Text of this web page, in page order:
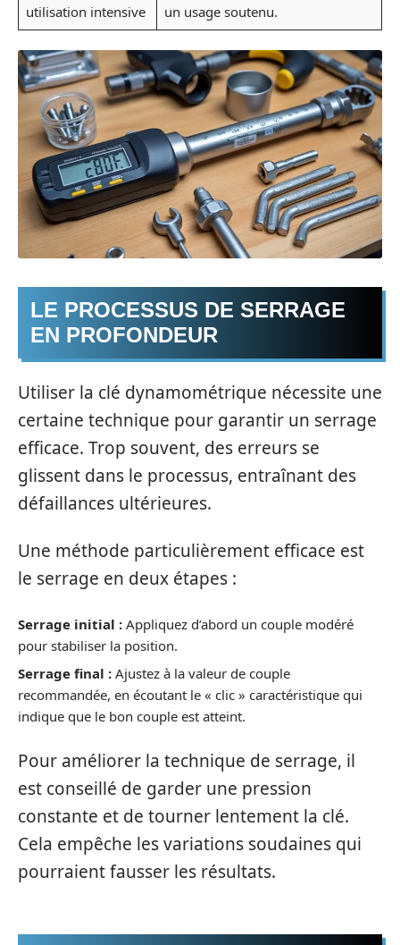
utilisation intensive
un usage soutenu.
LE PROCESSUS DE SERRAGE
EN PROFONDEUR
Utiliser la clé dynamométrique nécessite une
certaine technique pour garantir un serrage
efficace. Trop souvent, des erreurs se
glissent dans le processus, entraînant des
défaillances ultérieures.
Une méthode particulièrement efficace est
le serrage en deux étapes :
Serrage initial : Appliquez d’abord un couple modéré
pour stabiliser la position.
Serrage final : Ajustez à la valeur de couple
recommandée, en écoutant le « clic » caractéristique qui
indique que le bon couple est atteint.
Pour améliorer la technique de serrage, il
est conseillé de garder une pression
constante et de tourner lentement la clé.
Cela empêche les variations soudaines qui
pourraient fausser les résultats.